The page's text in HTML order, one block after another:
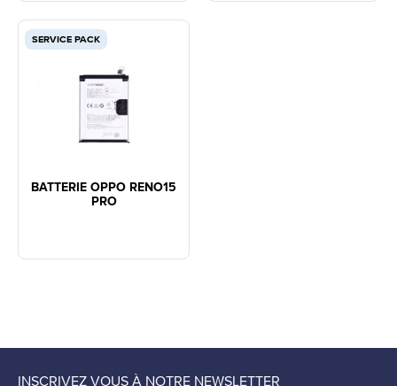
SERVICE PACK
BATTERIE OPPO RENO15
PRO
INSCRIVEZ VOUS À NOTRE NEWSLETTER